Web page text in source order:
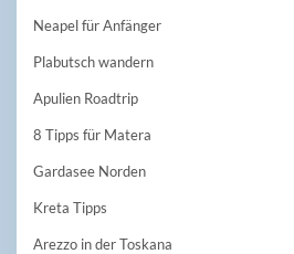
Neapel für Anfänger
Plabutsch wandern
Apulien Roadtrip
8 Tipps für Matera
Gardasee Norden
Kreta Tipps
Arezzo in der Toskana